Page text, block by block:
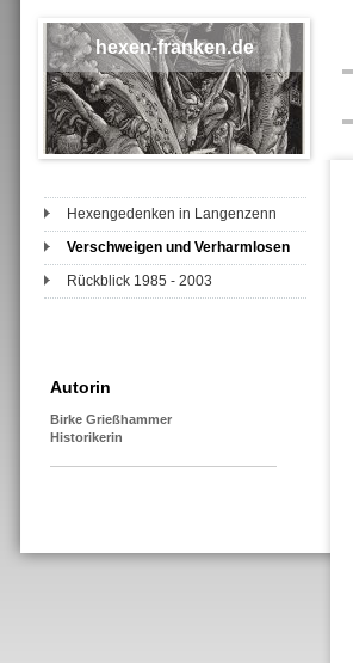
hexen-franken.de
Hexengedenken in Langenzenn
Verschweigen und Verharmlosen
Rückblick 1985 - 2003
Autorin
Birke Grießhammer
Historikerin